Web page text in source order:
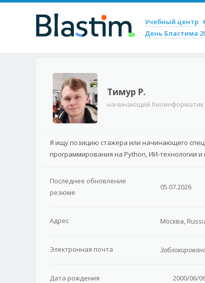
Меню
Пропустить
Учебный центр
День Бластима
Тимур Р.
начинающий биоинформатик
Я ищу позицию стажера или начинающего
программирования на Python, ИИ-технологии и
Последнее обновление
резюме
05.07.2026
Адрес Москва,
Электронная почта
Дата рождения 2000/06/